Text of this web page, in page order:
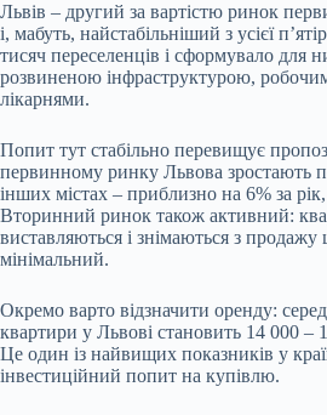
Львів – другий за вартістю ринок
і, мабуть, найстабільніший з усієї
тисяч переселенців і сформувало для
розвиненою інфраструктурою,
лікарнями.
Попит тут стабільно перевищує
первинному ринку Львова зростають
інших містах – приблизно на 6% за
Вторинний ринок також активний:
виставляються і знімаються з
мінімальний.
Окремо варто відзначити оренду:
квартири у Львові становить 14 000 –
Це один із найвищих показників у
інвестиційний попит на купівлю.